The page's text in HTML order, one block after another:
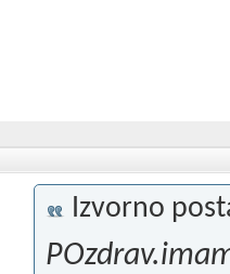
Izvorno